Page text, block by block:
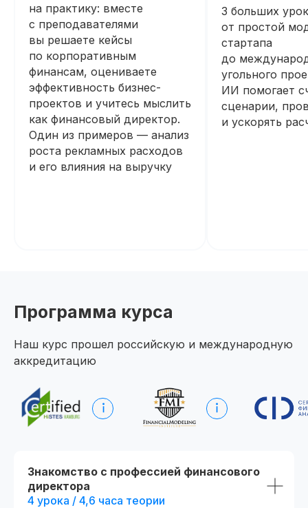
на практику: вместе
с преподавателями
вы решаете кейсы
по корпоративным
финансам, оцениваете
эффективность бизнес-
проектов и учитесь мыслить
как финансовый директор.
Один из примеров — анализ
роста рекламных расходов
и его влияния на выручку
3 больших
от простой
стартапа
до
угольного
ИИ помогает
сценарии,
и ускорять
Программа курса
Наш курс прошел российскую и международную
аккредитацию
Знакомство с профессией финансового
директора
4 урока / 4,6 часа теории
Получить программу
Попробовать 48 часов бесплатно
сомнений